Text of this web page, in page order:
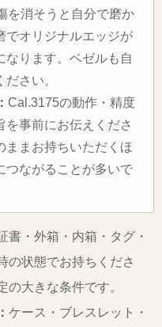
を消そうと自分で磨か
でオリジナルエッジが
なります。ベゼルも自
さい。
Cal.3175の動作・精度
を事前にお伝えくださ
ままお持ちいただくほ
つながることが多いで
書・外箱・内箱・タグ・
の状態でお持ちくださ
の大きな条件です。
ケース・ブレスレット・